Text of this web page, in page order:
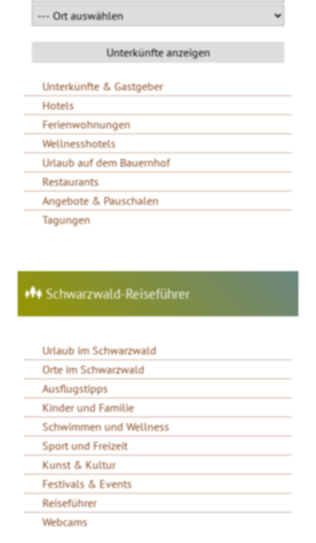
Unterkünfte & Gastgeber
Hotels
Ferienwohnungen
Wellnesshotels
Urlaub auf dem Bauernhof
Restaurants
Angebote & Pauschalen
Tagungen
Schwarzwald-Reiseführer
Urlaub im Schwarzwald
Orte im Schwarzwald
Ausflugstipps
Kinder und Familie
Schwimmen und Wellness
Sport und Freizeit
Kunst & Kultur
Festivals & Events
Reiseführer
Webcams